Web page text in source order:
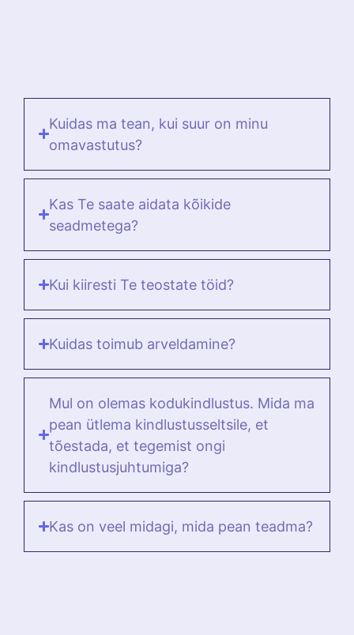
Kuidas ma tean, kui suur on minu
omavastutus?
Kas Te saate aidata kõikide
seadmetega?
Kui kiiresti Te teostate töid?
Kuidas toimub arveldamine?
Mul on olemas kodukindlustus. Mida ma
pean ütlema kindlustusseltsile, et
tõestada, et tegemist ongi
kindlustusjuhtumiga?
Kas on veel midagi, mida pean teadma?